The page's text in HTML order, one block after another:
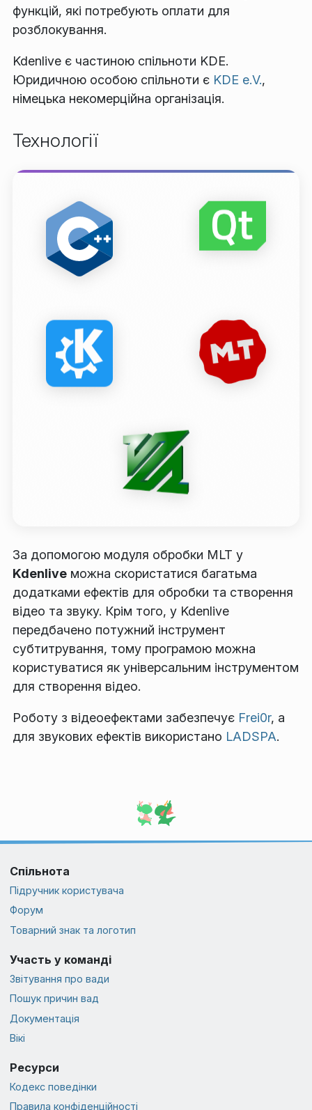
функцій, які потребують оплати для
розблокування.
Kdenlive є частиною спільноти KDE.
Юридичною особою спільноти є KDE e.V.,
німецька некомерційна організація.
Технології
За допомогою модуля обробки MLT у
Kdenlive можна скористатися багатьма
додатками ефектів для обробки та створення
відео та звуку. Крім того, у Kdenlive
передбачено потужний інструмент
субтитрування, тому програмою можна
користуватися як універсальним інструментом
для створення відео.
Роботу з відеоефектами забезпечує Frei0r, а
для звукових ефектів використано LADSPA.
Спільнота
Підручник користувача
Форум
Товарний знак та логотип
Участь у команді
Звітування про вади
Пошук причин вад
Документація
Вікі
Ресурси
Кодекс поведінки
Правила конфіденційності